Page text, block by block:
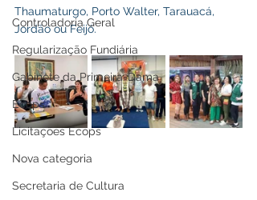
Controladoria Geral
Regularização Fundiária
Gabinete da Primeira-Dama
Ecops
Licitações Ecops
Nova categoria
Secretaria de Cultura
Thaumaturgo, Porto Walter, Tarauacá,
Jordão ou Feijó.